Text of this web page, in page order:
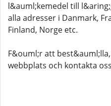
l&auml;kemedel till
alla adresser i Danmark,
Finland, Norge etc.
F&ouml;r att
webbplats och kontakta